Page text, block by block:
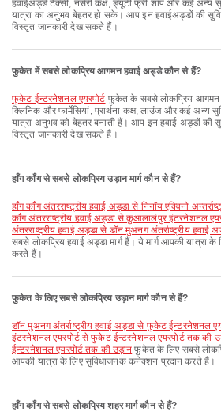
हवाईअड्डे टैक्सी, नर्सरी कक्ष, ड्यूटी फ्री शॉप और कई अन्य
यात्रा का अनुभव बेहतर हो सके। आप इन हवाईअड्डों की
विस्तृत जानकारी देख सकते हैं।
फुकेत में सबसे लोकप्रिय आगमन हवाई अड्डे कौन से हैं?
फुकेट ईन्टरनेशनल एयरपोर्ट फुकेत के सबसे लोकप्रिय आगमन
क्लिनिक और फार्मेसियां, प्रार्थना कक्ष, लाउंज और कई अन्य
यात्रा अनुभव को बेहतर बनाती हैं। आप इन हवाई अड्डों की
विस्तृत जानकारी देख सकते हैं।
हाँग काँग से सबसे लोकप्रिय उड़ान मार्ग कौन से हैं?
हॉंग कॉंग अंतरराष्ट्रीय हवाई अड्डा से निनॉय एक्विनो
कॉंग अंतरराष्ट्रीय हवाई अड्डा से कुआलालंपुर इंटरनेशनल
अंतरराष्ट्रीय हवाई अड्डा से डॉन मुअनग अंतर्राष्ट्रीय हवाई
सबसे लोकप्रिय हवाई अड्डा मार्ग हैं। ये मार्ग आपकी यात्रा
करते हैं।
फुकेत के लिए सबसे लोकप्रिय उड़ान मार्ग कौन से हैं?
डॉन मुअनग अंतर्राष्ट्रीय हवाई अड्डा से फुकेट ईन्टरनेशनल
इंटरनेशनल एयरपोर्ट से फुकेट ईन्टरनेशनल एयरपोर्ट तक की
ईन्टरनेशनल एयरपोर्ट तक की उड़ान फुकेत के लिए सबसे
आपकी यात्रा के लिए सुविधाजनक कनेक्शन प्रदान करते हैं।
हाँग काँग से सबसे लोकप्रिय शहर मार्ग कौन से हैं?